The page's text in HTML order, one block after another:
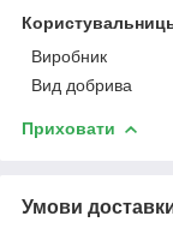
Виробник
Вид добрива
Приховати
Умови